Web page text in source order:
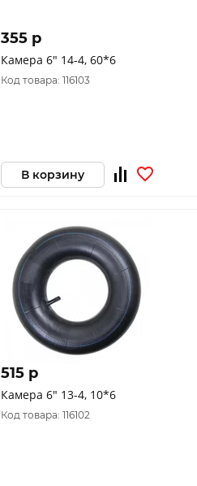
355 p
Камера 6" 14-4, 60*6
Код товара: 116103
В корзину
515 p
Камера 6" 13-4, 10*6
Код товара: 116102